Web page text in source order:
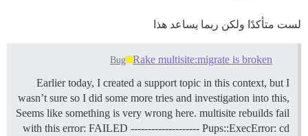
لست متأكدًا ولكن ربما يساعد هذا
Rake multisite:migrate is broken
Bug
Earlier today, I created a support topic in this context, but I
wasn’t sure so I did some more tries and investigation into this,
Seems like something is very wrong here. multisite rebuilds fail
with this error: FAILED -------------------- Pups::ExecError: cd